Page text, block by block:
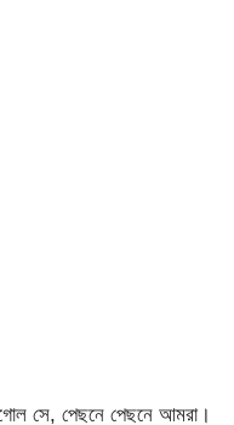
সে, পেছনে পেছনে আমরা।